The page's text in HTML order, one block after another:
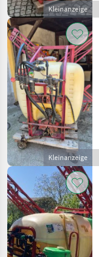
Kleinanzeige
Kleinanzeige